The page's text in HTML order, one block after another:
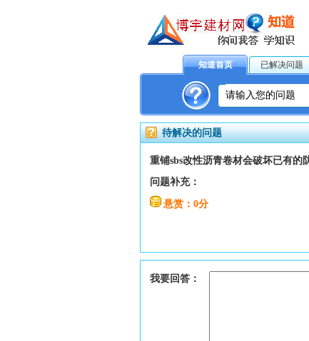
知道首页 已解决问题
待解决的问题
重铺sbs改性沥青卷材会破坏已有的
问题补充：
悬赏：0分
我要回答：